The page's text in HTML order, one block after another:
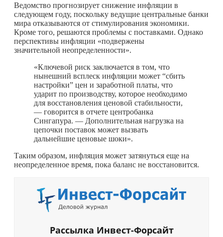
Ведомство прогнозирует снижение инфляции в
следующем году, поскольку ведущие центральные банки
мира отказываются от стимулирования экономики.
Кроме того, решаются проблемы с поставками. Однако
перспективы инфляции «подвержены
значительной неопределенности».
«Ключевой риск заключается в том, что
нынешний всплеск инфляции может “сбить
настройки” цен и заработной платы, что
ударит по производству, которое необходимо
для восстановления ценовой стабильности,
— говорится в отчете центробанка
Сингапура. — Дополнительная нагрузка на
цепочки поставок может вызвать
дальнейшие ценовые шоки».
Таким образом, инфляция может затянуться еще на
неопределенное время, пока баланс не восстановится.
Рассылка Инвест-Форсайт